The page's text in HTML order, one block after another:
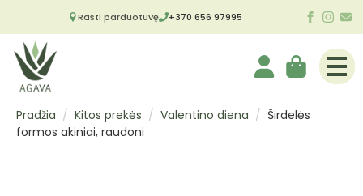
Rasti parduotuvę +370 656 97995
Pradžia Kitos prekės Valentino diena
Širdelės
formos akiniai, raudoni